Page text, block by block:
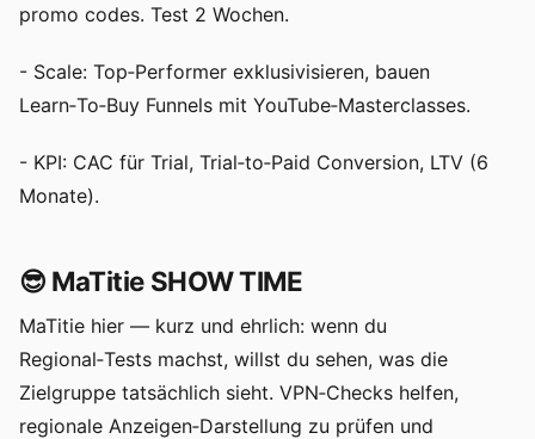
promo codes. Test 2 Wochen.
- Scale: Top‑Performer exklusivisieren, bauen
Learn‑To‑Buy Funnels mit YouTube‑Masterclasses.
- KPI: CAC für Trial, Trial‑to‑Paid Conversion, LTV (6
Monate).
😎 MaTitie SHOW TIME
MaTitie hier — kurz und ehrlich: wenn du
Regional‑Tests machst, willst du sehen, was die
Zielgruppe tatsächlich sieht. VPN‑Checks helfen,
regionale Anzeigen‑Darstellung zu prüfen und